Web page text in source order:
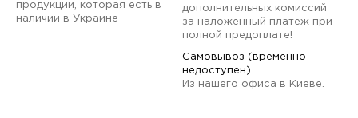
продукции, которая есть в
наличии в Украине
дополнительных комиссий
за наложенный платеж при
полной предоплате!
Самовывоз (временно
недоступен)
Из нашего офиса в Киеве.